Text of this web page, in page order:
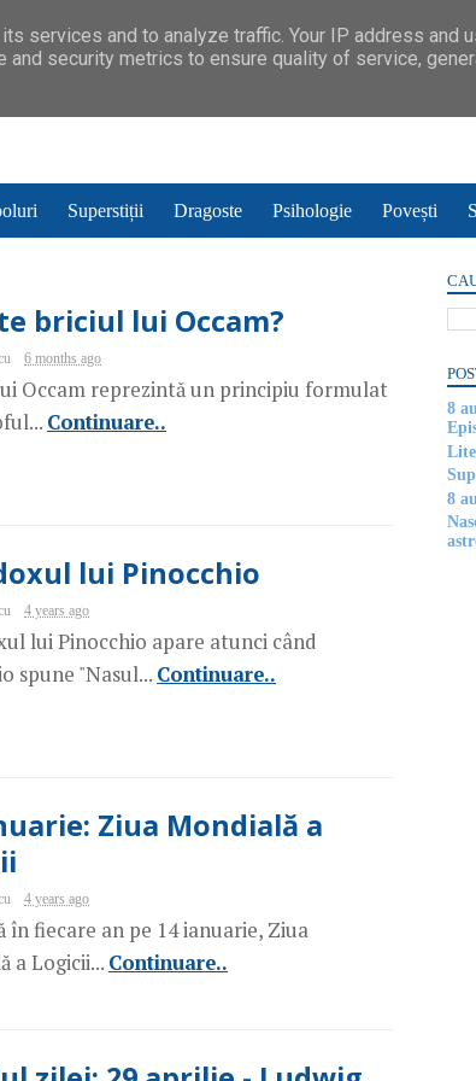
Superstiții Dragoste Psihologie Povești
briciul lui Occam?
6 months ago
Occam reprezintă un principiu formulat
Continuare..
lui Pinocchio
4 years ago
lui Pinocchio apare atunci când
spune "Nasul... Continuare..
Ziua Mondială a
4 years ago
în fiecare an pe 14 ianuarie, Ziua
a Logicii... Continuare..
8
8
services and to analyze traffic. Your IP address and
and security metrics to ensure quality of service,